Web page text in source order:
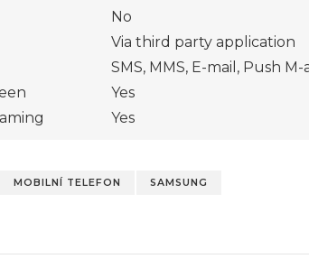
No
Via third party application
SMS, MMS, E-mail, Push M-
Yes
Yes
MOBILNÍ TELEFON SAMSUNG